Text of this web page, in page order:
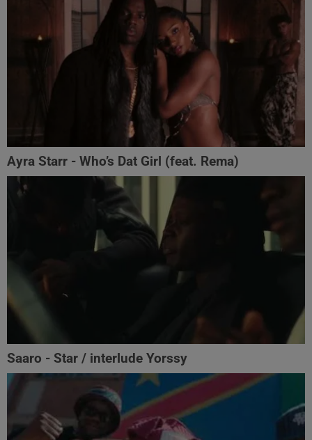
Ayra Starr - Who’s Dat Girl (feat. Rema)
Saaro - Star / interlude Yorssy